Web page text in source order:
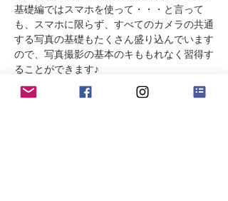
基礎編ではスマホを使って・・・と言って
も、スマホに限らず、すべてのカメラの共通
する写真の基礎もたくさん盛り込んでいます
ので、写真撮影の基本のキももれなく習得す
ることができます♪
編集加工編では、アプリを使って写真をさら
に素敵にするための編集加工と文字入力の仕